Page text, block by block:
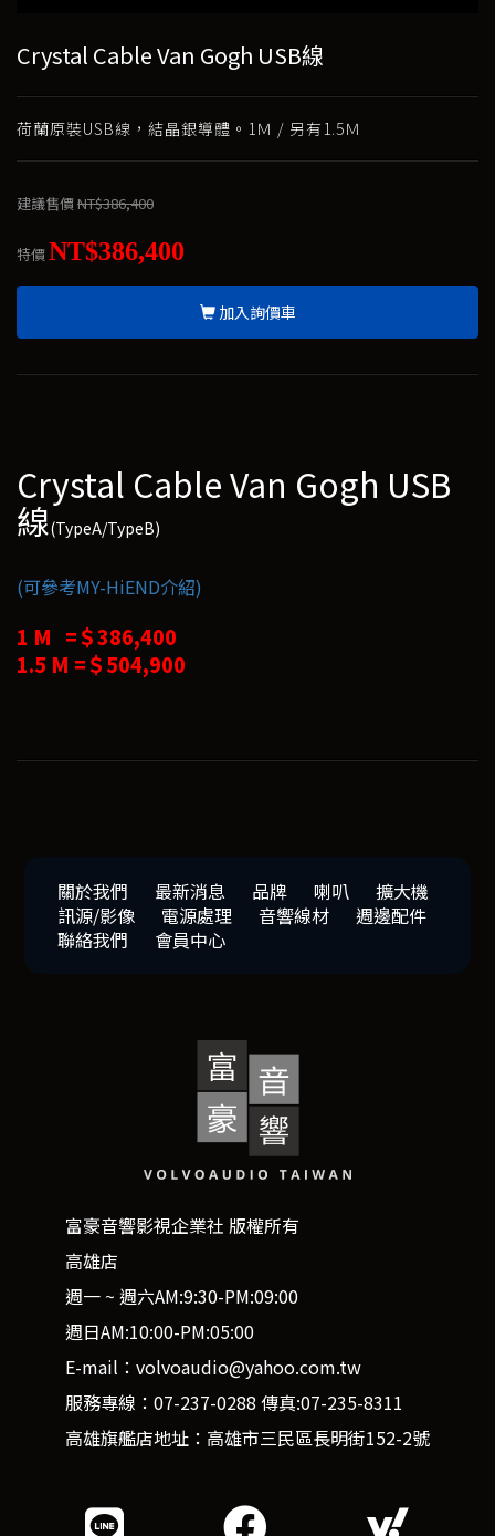
Crystal Cable Van Gogh USB線
荷蘭原裝USB線，結晶銀導體。1Ｍ / 另有1.5Ｍ
建議售價NT$386,400
特價NT$386,400
加入詢價車
Crystal Cable Van Gogh USB
線(TypeA/TypeB)
(可參考MY-HiEND介紹)
1 M =＄386,400
1.5 M =＄504,900
關於我們 最新消息 品牌 喇叭
擴大機
訊源/影像
電源處理 音響線材
週邊配件
聯絡我們
會員中心
富豪音響影視企業社 版權所有
高雄店
週一 ~ 週六AM:9:30-PM:09:00
週日AM:10:00-PM:05:00
E-mail：volvoaudio@yahoo.com.tw
服務專線：07-237-0288 傳真:07-235-8311
高雄旗艦店地址：高雄市三民區長明街152-2號